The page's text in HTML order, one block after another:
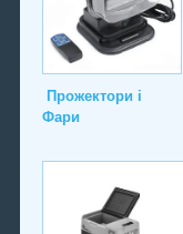
Прожектори і
Фари